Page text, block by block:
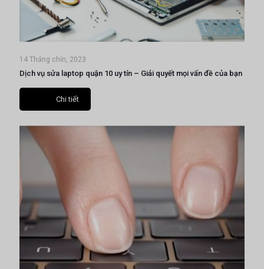
14 Tháng chín, 2023
Dịch vụ sửa laptop quận 10 uy tín – Giải quyết mọi vấn đề của bạn
Chi tiết